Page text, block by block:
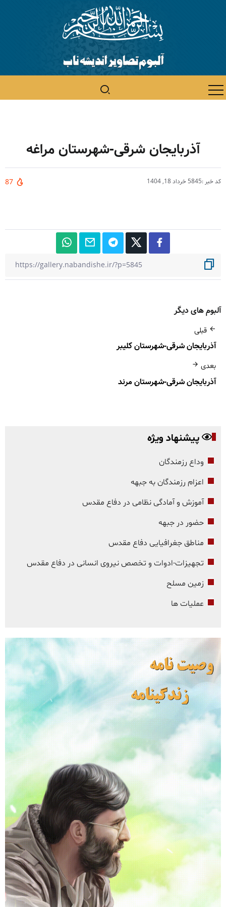
آذربایجان شرقی-شهرستان مراغه
کد خبر :5845 خرداد 18, 1404 87
آلبوم های دیگر
قبلی
آذربایجان شرقی-شهرستان کلیبر
بعدی
آذربایجان شرقی-شهرستان مرند
پیشنهاد ویژه
وداع رزمندگان
اعزام رزمندگان به جبهه
آموزش و آمادگی نظامی در دفاع مقدس
حضور در جبهه
مناطق جغرافیایی دفاع مقدس
تجهیزات-ادوات و تخصص نیروی انسانی در دفاع مقدس
زمین مسلح
عملیات ها